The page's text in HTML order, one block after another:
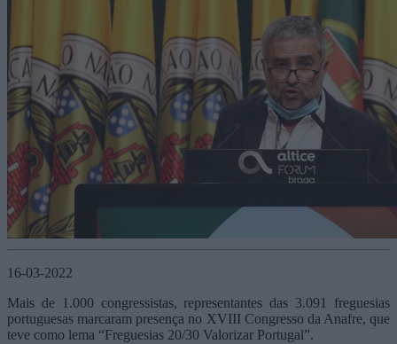
16-03-2022
Mais de 1.000 congressistas, representantes das 3.091 freguesias
portuguesas marcaram presença no XVIII Congresso da Anafre, que
teve como lema “Freguesias 20/30 Valorizar Portugal”.